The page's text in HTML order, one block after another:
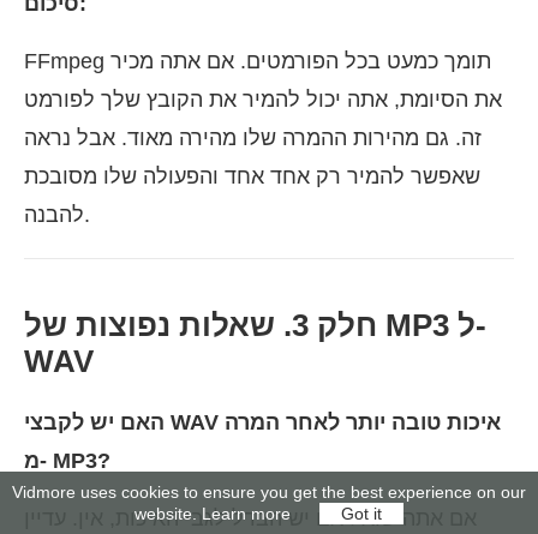
FFmpeg תומך כמעט בכל הפורמטים. אם אתה מכיר
את הסיומת, אתה יכול להמיר את הקובץ שלך לפורמט
זה. גם מהירות ההמרה שלו מהירה מאוד. אבל נראה
שאפשר להמיר רק אחד אחד והפעולה שלו מסובכת
להבנה.
חלק 3. שאלות נפוצות של MP3 ל-
WAV
האם יש לקבצי WAV איכות טובה יותר לאחר המרה
מ- MP3?
אם אתה שואל אם יש הבדל לגבי האיכות, אין. עדיין
Vidmore uses cookies to ensure you get the best experience on our
website. Learn more Got it